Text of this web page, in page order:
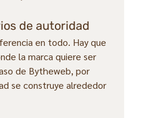
de autoridad
en todo. Hay que
la marca quiere ser
de Bytheweb, por
se construye alrededor